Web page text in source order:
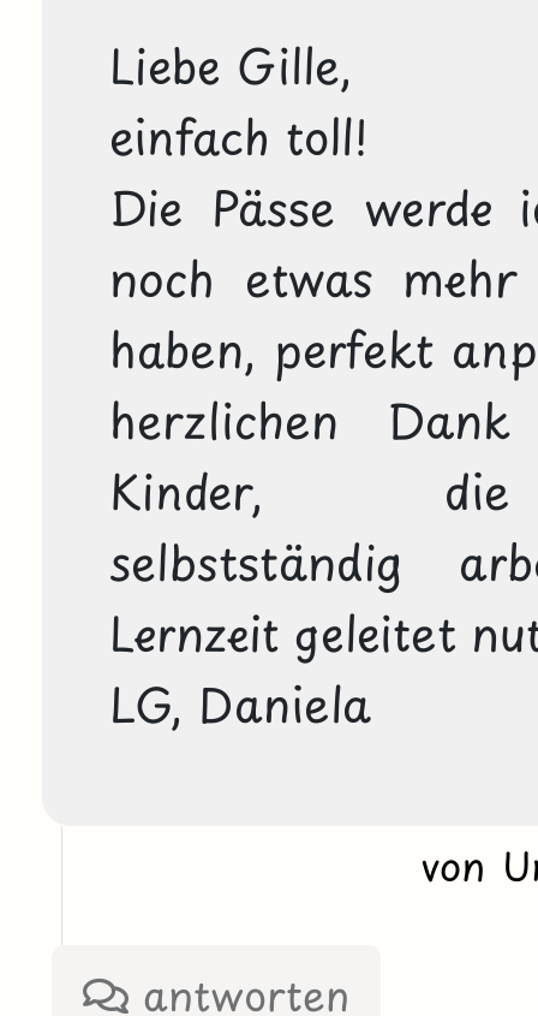
Liebe Gille,
einfach toll!
Die Pässe werde
noch etwas mehr
haben, perfekt
herzlichen
Kinder,  die
selbstständig
Lernzeit geleitet
LG, Daniela
von
antworten